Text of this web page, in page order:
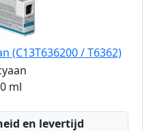
(C13T636200 / T6362)
ml
en levertijd